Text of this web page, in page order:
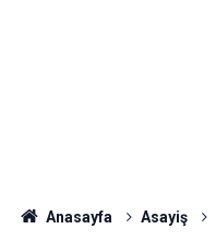
Anasayfa Asayiş